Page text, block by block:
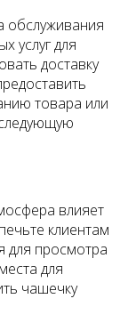
обслуживания
услуг для
доставку
товара или
влияет
клиентам
для просмотра
для
чашечку